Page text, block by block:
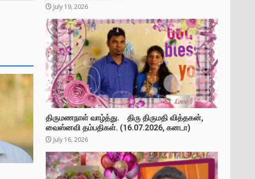
July 19, 2026
திருமணநாள் வாழ்த்து. திரு திருமதி வித்தகன்,
வைஸ்னவி தம்பதிகள். (16.07.2026, கனடா)
July 16, 2026